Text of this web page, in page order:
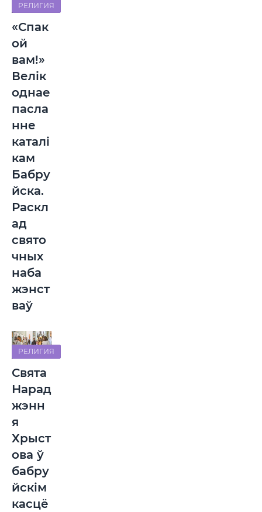
РЕЛИГИЯ
«Спак
ой
вам!»
Велік
однае
пасла
нне
каталі
кам
Бабру
йска.
Раскл
ад
свято
чных
наба
жэнст
ваў
РЕЛИГИЯ
Свята
Нарад
жэнн
я
Хрыст
ова ў
бабру
йскім
касцё